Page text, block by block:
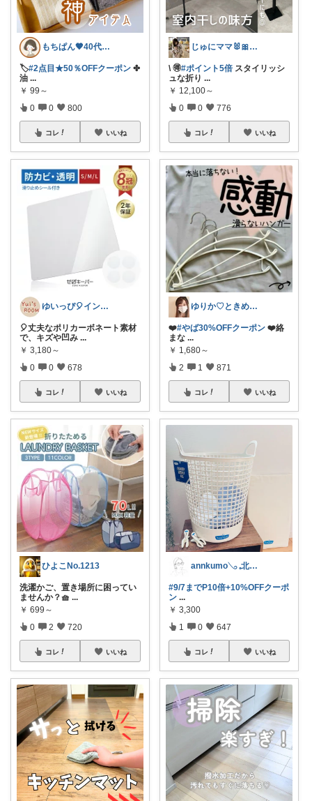
もちぱん🤎40代主婦のくらしメモ
🏷️#2点目★50％OFFクーポン ✤
油 ...
￥ 99～
0 0 800
コレ いいね
ゆいっぴ🎈インテリアとファッション
🎈丈夫なポリカーボネート素材
で、キズや凹み ...
￥ 3,180～
0 0 678
コレ いいね
ひよこNo.1213
洗濯かご、置き場所に困ってい
ませんか？🧺 ...
￥ 699～
0 2 720
コレ いいね
じゅにママ🐰🎀2yboyワーママ
\ 🉐#ポイント5倍 スタイリッシ
ュな折り ...
￥ 12,100～
0 0 776
コレ いいね
ゆりか♡ときめく暮らしと服✨️
❤️#やば30%OFFクーポン ❤️絡
まな ...
￥ 1,680～
2 1 871
コレ いいね
annkumo𓂅 𓈒北欧ゆるミニマル
#9/7までP10倍+10%OFFクーポ
ン ...
￥ 3,300
1 0 647
コレ いいね